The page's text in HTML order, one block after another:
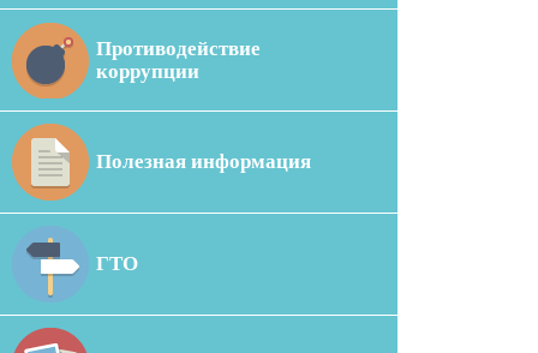
Противодействие
коррупции
Полезная информация
ГТО